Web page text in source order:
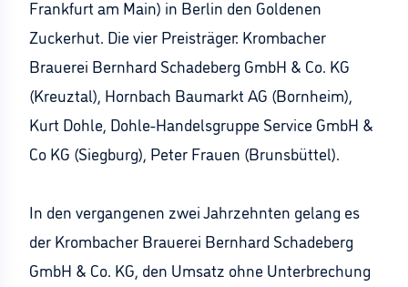
Frankfurt am Main) in Berlin den Goldenen
Zuckerhut. Die vier Preisträger: Krombacher
Brauerei Bernhard Schadeberg GmbH & Co. KG
(Kreuztal), Hornbach Baumarkt AG (Bornheim),
Kurt Dohle, Dohle-Handelsgruppe Service GmbH &
Co KG (Siegburg), Peter Frauen (Brunsbüttel).
In den vergangenen zwei Jahrzehnten gelang es
der Krombacher Brauerei Bernhard Schadeberg
GmbH & Co. KG, den Umsatz ohne Unterbrechung